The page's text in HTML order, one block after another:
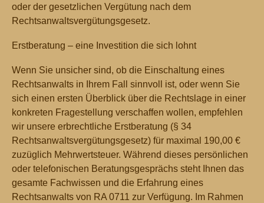
oder der gesetzlichen Vergütung nach dem
Rechtsanwaltsvergütungsgesetz.
Erstberatung – eine Investition die sich lohnt
Wenn Sie unsicher sind, ob die Einschaltung eines
Rechtsanwalts in Ihrem Fall sinnvoll ist, oder wenn Sie
sich einen ersten Überblick über die Rechtslage in einer
konkreten Fragestellung verschaffen wollen, empfehlen
wir unsere erbrechtliche Erstberatung (§ 34
Rechtsanwaltsvergütungsgesetz) für maximal 190,00 €
zuzüglich Mehrwertsteuer. Während dieses persönlichen
oder telefonischen Beratungsgesprächs steht Ihnen das
gesamte Fachwissen und die Erfahrung eines
Rechtsanwalts von RA 0711 zur Verfügung. Im Rahmen